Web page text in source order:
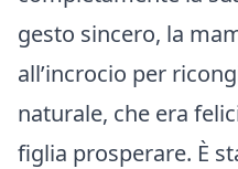
gesto sincero, la
all’incrocio per
naturale, che era
figlia prosperare. È